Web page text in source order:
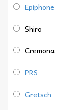
Epiphone
Shiro
Cremona
PRS
Gretsch